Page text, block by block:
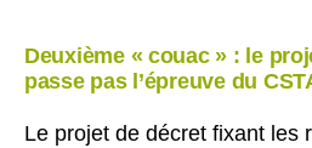
Deuxième « couac » : le
passe pas l’épreuve du
Le projet de décret fixant les